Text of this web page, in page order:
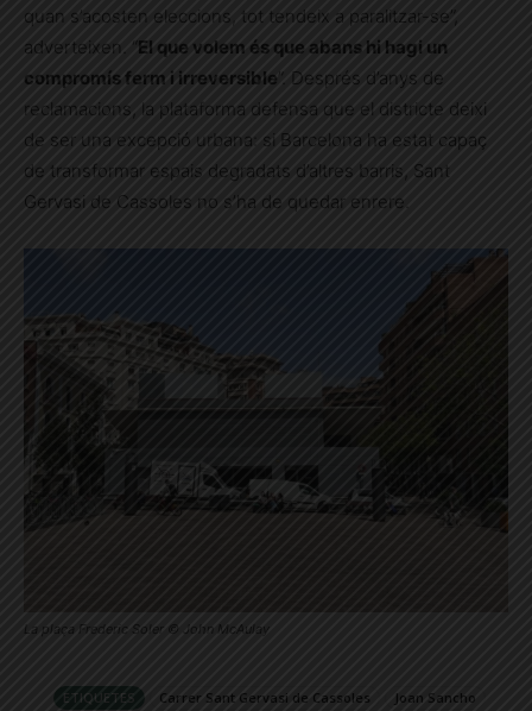
quan s’acosten eleccions, tot tendeix a paralitzar-se”,
adverteixen. “El que volem és que abans hi hagi un
compromís ferm i irreversible ”. Després d’anys de
reclamacions, la plataforma defensa que el districte deixi
de ser una excepció urbana: si Barcelona ha estat capaç
de transformar espais degradats d’altres barris, Sant
Gervasi de Cassoles no s’ha de quedar enrere.
La plaça Frederic Soler © John McAulay
ETIQUETES Carrer Sant Gervasi de Cassoles
Joan Sancho